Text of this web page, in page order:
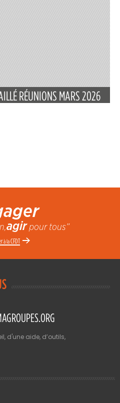
RÉUNIONS MARS 2026
agirpour tous”
à laCFDT
d'une aide, d’outils,